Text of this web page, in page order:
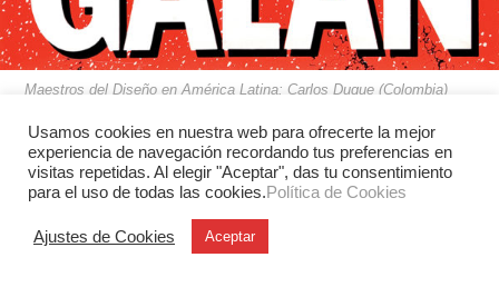
Maestros del Diseño en América Latina: Carlos Duque (Colombia)
Usamos cookies en nuestra web para ofrecerte la mejor
experiencia de navegación recordando tus preferencias en
visitas repetidas. Al elegir "Aceptar", das tu consentimiento
para el uso de todas las cookies.Política de Cookies
Ajustes de Cookies Aceptar